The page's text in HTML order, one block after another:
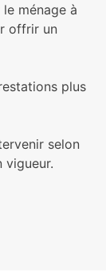
ménage à
offrir un
plus
selon
vigueur.